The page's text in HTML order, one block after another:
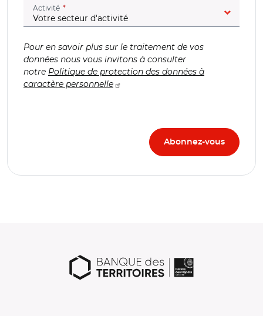
Activité (champ obligatoire)
Pour en savoir plus sur le traitement de vos
données nous vous invitons à consulter
notre Politique de protection des données à
caractère personnelle